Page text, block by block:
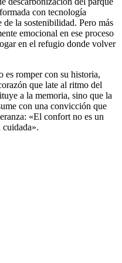
con tecnología
de la sostenibilidad. Pero más
emocional en ese proceso
en el refugio donde volver
es romper con su historia,
que late al ritmo del
a la memoria, sino que la
con una convicción que
«El confort no es un